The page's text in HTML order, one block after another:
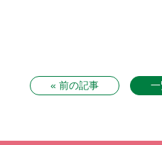
« 前の記事